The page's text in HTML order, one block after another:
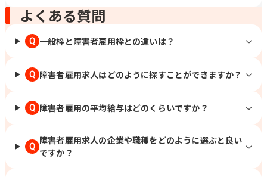
よくある質問
Q 一般枠と障害者雇用枠との違いは？
Q 障害者雇用求人はどのように探すことができますか？
Q 障害者雇用の平均給与はどのくらいですか？
Q
障害者雇用求人の企業や職種をどのように選ぶと良い
ですか？